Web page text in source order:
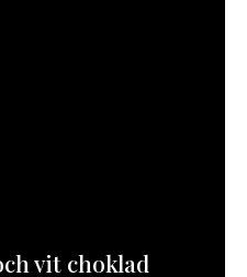
vit choklad